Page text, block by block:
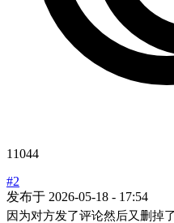
11044
#2
发布于 2026-05-18 - 17:54
因为对方发了评论然后又删掉